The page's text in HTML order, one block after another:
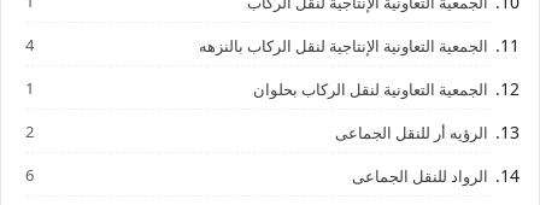
الجمعية التعاونية الإنتاجية لنقل الركاب بالنزهه 4
الجمعية التعاونية لنقل الركاب بحلوان 1
الرؤيه أر للنقل الجماعى 2
الرواد للنقل الجماعى 6